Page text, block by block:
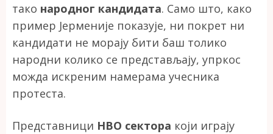
тако народног кандидата. Само што, како
пример Јерменије показује, ни покрет ни
кандидати не морају бити баш толико
народни колико се представљају, упркос
можда искреним намерама учесника
протеста.
Представници НВО сектора који играју